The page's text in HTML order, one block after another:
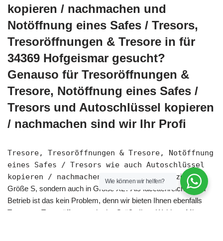
kopieren / nachmachen und
Notöffnung eines Safes / Tresors,
Tresoröffnungen & Tresore in für
34369 Hofgeismar gesucht?
Genauso für Tresoröffnungen &
Tresore, Notöffnung eines Safes /
Tresors und Autoschlüssel kopieren
/ nachmachen sind wir Ihr Profi
Tresore, Tresoröffnungen & Tresore, Notöffnung
eines Safes / Tresors wie auch Autoschlüssel
kopieren / nachmachen
benötigen Sie nicht einzig in
Größe S, sondern auch in Größe XL? Als facettenreich tätiger
Betrieb ist das kein Problem, denn wir bieten Ihnen ebenfalls
Tresore & Tresoröffnungen in der Größe Ihrer Wahl an. Mit
Wie können wir helfen?